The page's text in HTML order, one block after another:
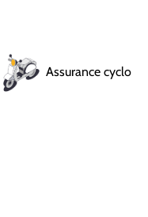
Assurance cyclo